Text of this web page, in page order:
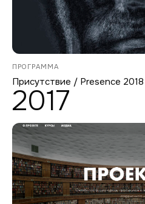
ПРОГРАММА
Присутствие / Presence 2018
2017